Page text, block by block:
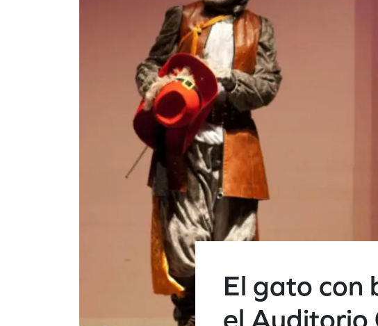
El gato con
el Auditorio